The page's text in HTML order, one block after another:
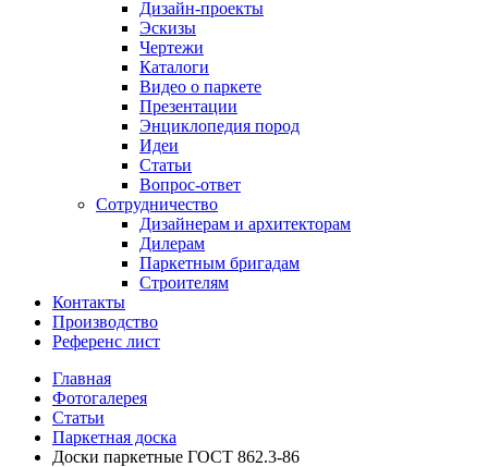
Дизайн-проекты
Эскизы
Чертежи
Каталоги
Видео о паркете
Презентации
Энциклопедия пород
Идеи
Статьи
Вопрос-ответ
Сотрудничество
Дизайнерам и архитекторам
Дилерам
Паркетным бригадам
Строителям
Контакты
Производство
Референс лист
Главная
Фотогалерея
Статьи
Паркетная доска
Доски паркетные ГОСТ 862.3-86